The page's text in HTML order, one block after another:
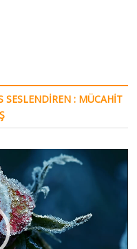
: MÜCAHIT